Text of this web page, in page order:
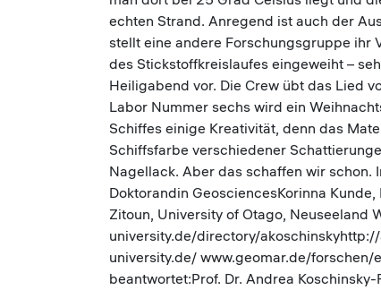
echten Strand. Anregend ist auch der
stellt eine andere Forschungsgruppe ihr
des Stickstoffkreislaufes eingeweiht –
Heiligabend vor. Die Crew übt das Lied
Labor Nummer sechs wird ein
Schiffes einige Kreativität, denn das
Schiffsfarbe verschiedener
Nagellack. Aber das schaffen wir schon.
Doktorandin GeosciencesKorinna
Zitoun, University of Otago, Neuseeland
university.de/directory/
university.de/ www.geomar.de/
beantwortet:Prof. Dr. Andrea